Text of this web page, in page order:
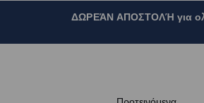
ΔΩΡΕΆΝ ΑΠΟΣΤΟΛΉ για